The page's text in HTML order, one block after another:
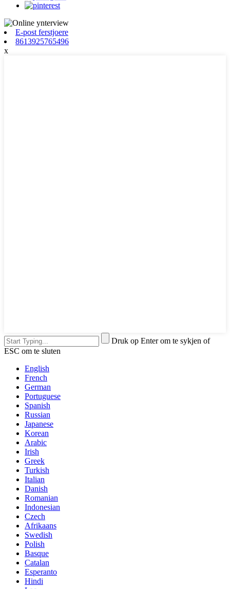
E-post ferstjoere
8613925765496
x
Druk op Enter om te sykjen of
ESC om te sluten
English
French
German
Portuguese
Spanish
Russian
Japanese
Korean
Arabic
Irish
Greek
Turkish
Italian
Danish
Romanian
Indonesian
Czech
Afrikaans
Swedish
Polish
Basque
Catalan
Esperanto
Hindi